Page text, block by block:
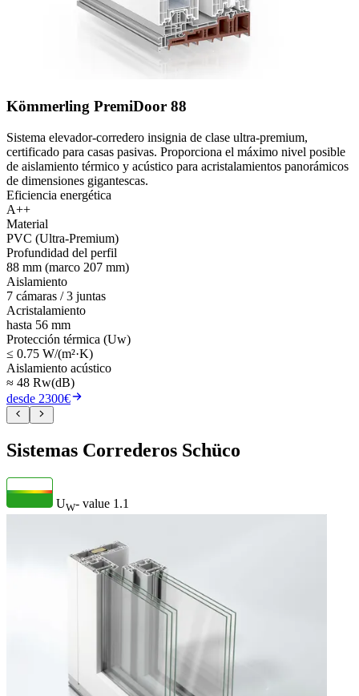
Kömmerling PremiDoor 88
Sistema elevador-corredero insignia de clase ultra-premium,
certificado para casas pasivas. Proporciona el máximo nivel posible
de aislamiento térmico y acústico para acristalamientos panorámicos
de dimensiones gigantescas.
Eficiencia energética
A++
Material
PVC (Ultra-Premium)
Profundidad del perfil
88 mm (marco 207 mm)
Aislamiento
7 cámaras / 3 juntas
Acristalamiento
hasta 56 mm
Protección térmica (Uw)
≤ 0.75 W/(m²·K)
Aislamiento acústico
≈ 48 Rw(dB)
desde 2300€
Sistemas Correderos Schüco
UW- value 1.1